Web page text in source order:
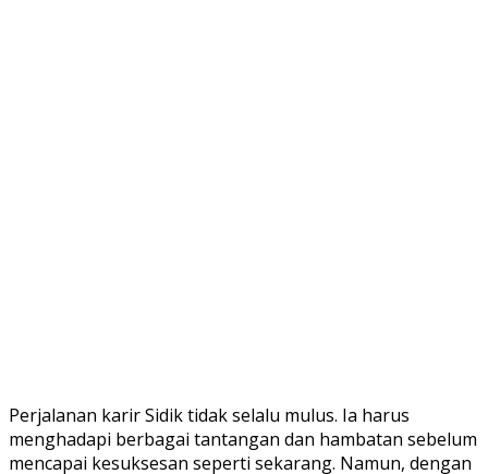
Perjalanan karir Sidik tidak selalu mulus. Ia harus
menghadapi berbagai tantangan dan hambatan sebelum
mencapai kesuksesan seperti sekarang. Namun, dengan